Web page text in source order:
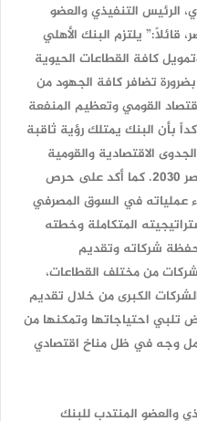
الرئيس التنفيذي والعضو
قائلاً:” يلتزم البنك الأهلي
كافة القطاعات الحيوية
تضافر كافة الجهود من
القومي وتعظيم المنفعة
بأن البنك يمتلك رؤية ثاقبة
الاقتصادية والقومية
تحقيقاً للتنمية المستدامة ورؤية مصر 2030. كما أكد على حرص
عملياته في السوق المصرفي
المتكاملة وخطته
شركاته وتقديم
من مختلف القطاعات،
الكبرى من خلال تقديم
تلبي احتياجاتها وتمكنها من
وجه في ظل مناخ اقتصادي
والعضو المنتدب للبنك